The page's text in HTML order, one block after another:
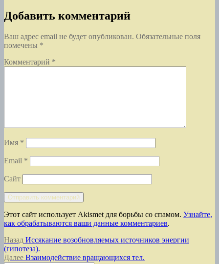
Добавить комментарий
Ваш адрес email не будет опубликован. Обязательные поля
помечены *
Комментарий *
Имя *
Email *
Сайт
Этот сайт использует Akismet для борьбы со спамом. Узнайте,
как обрабатываются ваши данные комментариев.
Навигация
по
Назад Предыдущая
запись:
Иссякание возобновляемых источников энергии
(гипотеза).
Далее Следующая
Взаимодействие вращающихся тел.